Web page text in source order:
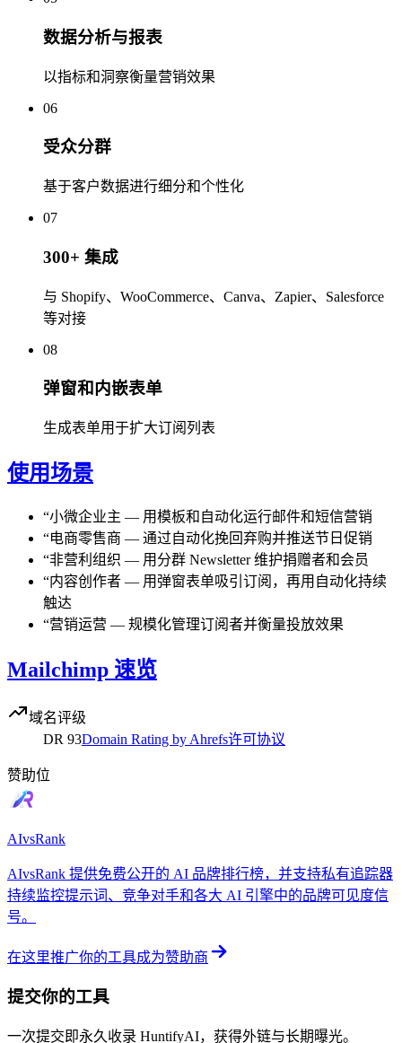
数据分析与报表
以指标和洞察衡量营销效果
06
受众分群
基于客户数据进行细分和个性化
07
300+ 集成
与 Shopify、WooCommerce、Canva、Zapier、Salesforce
等对接
08
弹窗和内嵌表单
生成表单用于扩大订阅列表
使用场景
“小微企业主 — 用模板和自动化运行邮件和短信营销
“电商零售商 — 通过自动化挽回弃购并推送节日促销
“非营利组织 — 用分群 Newsletter 维护捐赠者和会员
“内容创作者 — 用弹窗表单吸引订阅，再用自动化持续
触达
“营销运营 — 规模化管理订阅者并衡量投放效果
Mailchimp 速览
域名评级
DR 93Domain Rating by Ahrefs许可协议
赞助位
AIvsRank
AIvsRank 提供免费公开的 AI 品牌排行榜，并支持私有追踪器
持续监控提示词、竞争对手和各大 AI 引擎中的品牌可见度信
号。
在这里推广你的工具成为赞助商
提交你的工具
一次提交即永久收录 HuntifyAI，获得外链与长期曝光。